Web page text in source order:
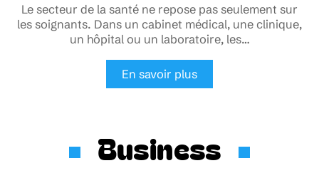
Le secteur de la santé ne repose pas seulement sur
les soignants. Dans un cabinet médical, une clinique,
un hôpital ou un laboratoire, les…
En savoir plus
Business